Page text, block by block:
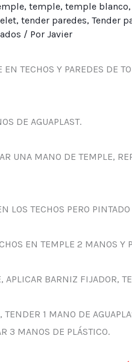
, temple, temple blanco,
, tender paredes, Tender
/ Por Javier
TECHOS Y PAREDES DE
DE AGUAPLAST.
UNA MANO DE TEMPLE,
LOS TECHOS PERO
EN TEMPLE 2 MANOS Y
APLICAR BARNIZ FIJADOR,
1 MANO DE
3 MANOS DE PLÁSTICO.